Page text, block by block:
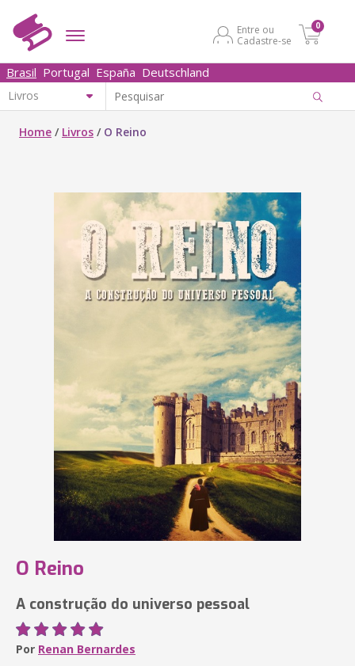
Entre ou
Cadastre-se
0
Brasil Portugal España Deutschland
Home / Livros / O Reino
O Reino
A construção do universo pessoal
Por Renan Bernardes